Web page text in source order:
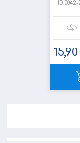
ID: 0042-